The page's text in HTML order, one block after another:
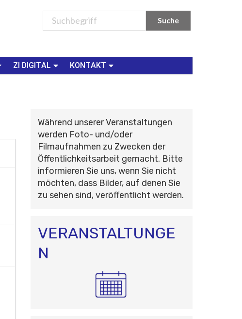
ZI DIGITAL
KONTAKT
Während unserer Veranstaltungen
werden Foto- und/oder
Filmaufnahmen zu Zwecken der
Öffentlichkeitsarbeit gemacht. Bitte
informieren Sie uns, wenn Sie nicht
möchten, dass Bilder, auf denen Sie
zu sehen sind, veröffentlicht werden.
VERANSTALTUNGE
N